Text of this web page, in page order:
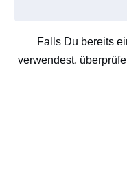
Falls Du bereits
verwendest,